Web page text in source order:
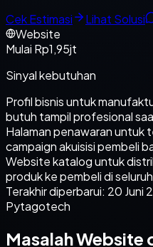
Cek Estimasi
Lihat Solusi
Website
Mulai Rp1,95jt
Sinyal kebutuhan
Profil bisnis untuk
butuh tampil profesional
Halaman penawaran untuk
campaign akuisisi pembeli
Website katalog untuk
produk ke pembeli di
Terakhir diperbarui: 20 Juni
Pytagotech
Masalah Website